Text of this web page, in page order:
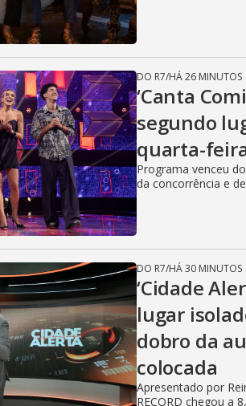
DO R7/HÁ 26 MINUTOS
‘Canta
segundo
quarta-
Programa venceu
da concorrência e
DO R7/HÁ 30 MINUTOS
‘Cidade
lugar
dobro da
colocada
Apresentado por
RECORD chegou a